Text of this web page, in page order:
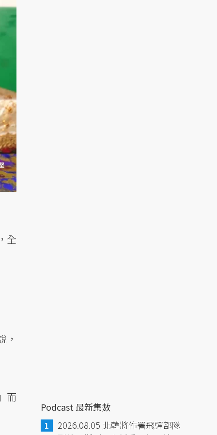
全
，
而
Podcast 最新集數
2026.08.05 北韓將佈署飛彈部隊